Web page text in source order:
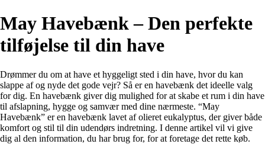
May Havebænk – Den perfekte
tilføjelse til din have
Drømmer du om at have et hyggeligt sted i din have, hvor du kan
slappe af og nyde det gode vejr? Så er en havebænk det ideelle valg
for dig. En havebænk giver dig mulighed for at skabe et rum i din have
til afslapning, hygge og samvær med dine nærmeste. “May
Havebænk” er en havebænk lavet af olieret eukalyptus, der giver både
komfort og stil til din udendørs indretning. I denne artikel vil vi give
dig al den information, du har brug for, for at foretage det rette køb.